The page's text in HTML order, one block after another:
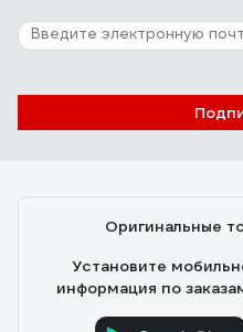
Оригинальные
Установите
информация по